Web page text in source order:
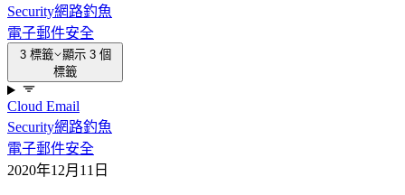
Security網路釣魚
電子郵件安全
3 標籤
顯示 3 個
標籤
Cloud Email
Security網路釣魚
電子郵件安全
2020年12月11日